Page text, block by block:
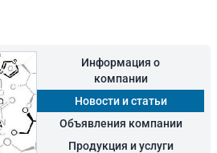
Информация о
компании
Новости и статьи
Объявления компании
Продукция и услуги